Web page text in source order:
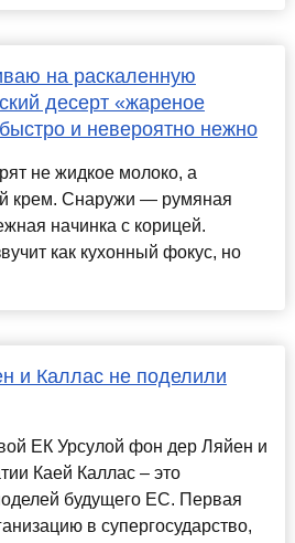
на раскаленную
десерт «жареное
и невероятно нежно
не жидкое молоко, а
крем. Снаружи — румяная
начинка с корицей.
как кухонный фокус, но
и Каллас не поделили
ЕК Урсулой фон дер Ляйен и
Каей Каллас – это
будущего ЕС. Первая
в супергосударство,